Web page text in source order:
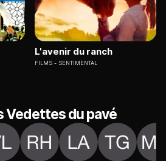
L'avenir du ranch
FILMS SENTIMENTAL
Vedettes du pavé